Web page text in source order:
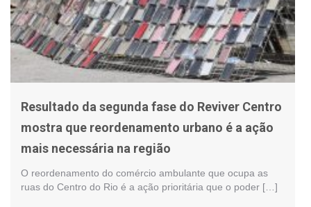
Resultado da segunda fase do Reviver Centro
mostra que reordenamento urbano é a ação
mais necessária na região
O reordenamento do comércio ambulante que ocupa as
ruas do Centro do Rio é a ação prioritária que o poder […]